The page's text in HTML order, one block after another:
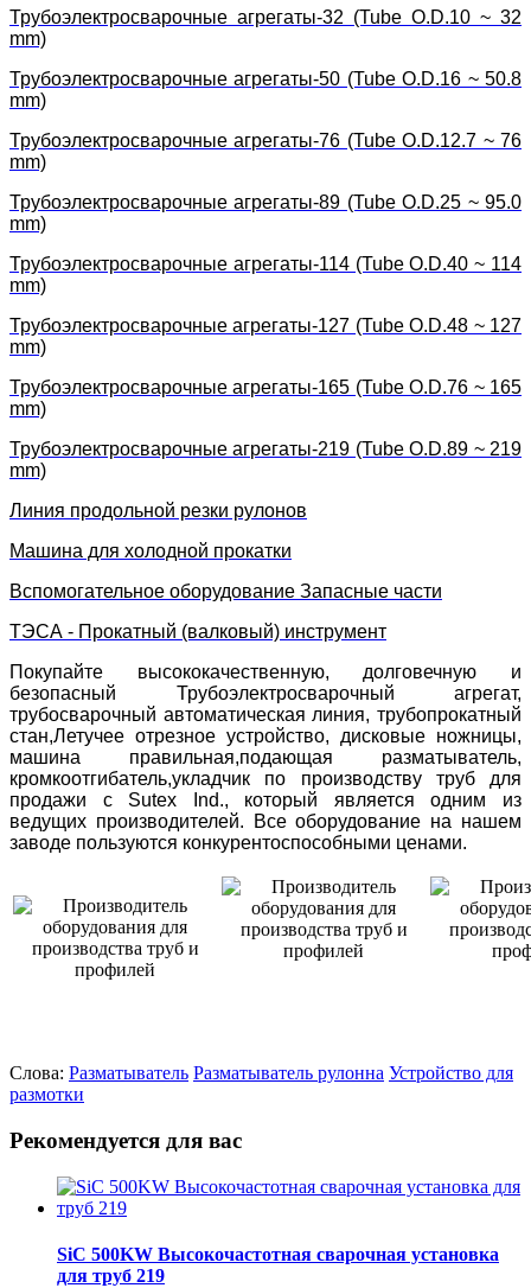
Трубоэлектросварочные агрегаты-32 (Tube O.D.10 ~ 32
mm)
Трубоэлектросварочные агрегаты-50 (Tube O.D.16 ~ 50.8
mm)
Трубоэлектросварочные агрегаты-76 (Tube O.D.12.7 ~ 76
mm)
Трубоэлектросварочные агрегаты-89 (Tube O.D.25 ~ 95.0
mm)
Трубоэлектросварочные агрегаты-114 (Tube O.D.40 ~ 114
mm)
Трубоэлектросварочные агрегаты-127 (Tube O.D.48 ~ 127
mm)
Трубоэлектросварочные агрегаты-165 (Tube O.D.76 ~ 165
mm)
Трубоэлектросварочные агрегаты-219 (Tube O.D.89 ~ 219
mm)
Линия продольной резки рулонов
Машина для холодной прокатки
Вспомогательное оборудование Запасные части
ТЭСА - Прокатный (валковый) инструмент
Покупайте высококачественную, долговечную и
безопасный Трубоэлектросварочный агрегат,
трубосварочный автоматическая линия, трубопрокатный
стан,Летучее отрезное устройство, дисковые ножницы,
машина правильная,подающая разматыватель,
кромкоотгибатель,укладчик по производству труб для
продажи с Sutex Ind., который является одним из
ведущих производителей. Все оборудование на нашем
заводе пользуются конкурентоспособными ценами.
Слова: Разматыватель Разматыватель рулонна Устройство для
размотки
Рекомендуется для вас
SiC 500KW Высокочастотная сварочная установка
для труб 219